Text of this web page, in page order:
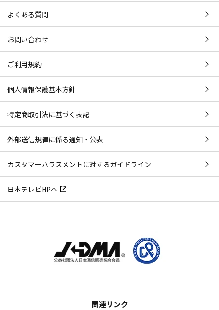
よくある質問
お問い合わせ
ご利用規約
個人情報保護基本方針
特定商取引法に基づく表記
外部送信規律に係る通知・公表
カスタマーハラスメントに対するガイドライン
日本テレビHPへ
関連リンク